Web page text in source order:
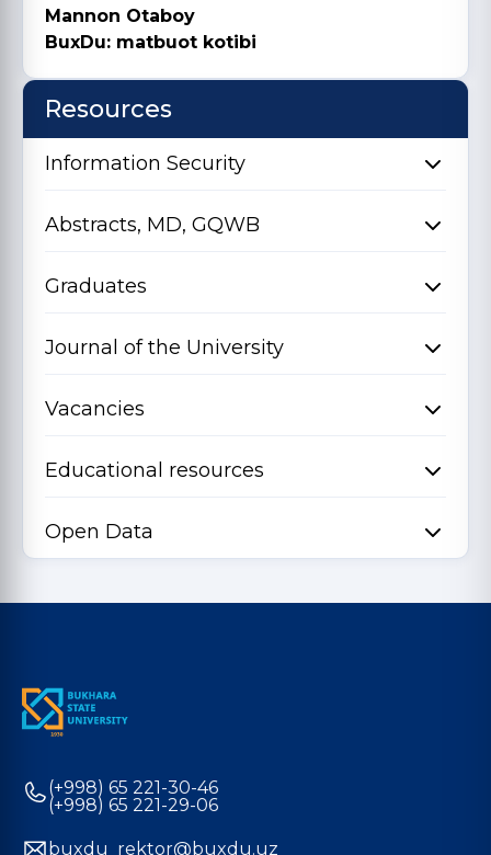
Mannon Otaboy
BuxDu: matbuot kotibi
Resources
Information Security
Abstracts, MD, GQWB
Graduates
Journal of the University
Vacancies
Educational resources
Open Data
(+998) 65 221-30-46
(+998) 65 221-29-06
buxdu_rektor@buxdu.uz